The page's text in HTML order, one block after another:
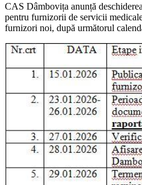
CAS Dâmbovița anunță
pentru furnizorii de servicii
furnizori noi, după următorul